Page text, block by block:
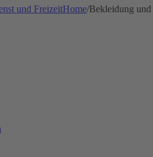
und FreizeitHome/Bekleidung und